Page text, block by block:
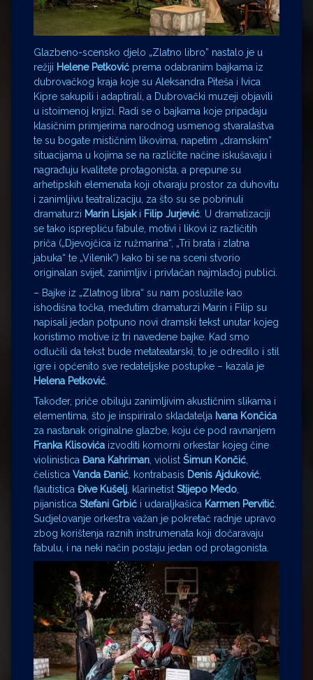
Glazbeno-scensko djelo „Zlatno libro” nastalo je u
režiji Helene Petković prema odabranim bajkama iz
dubrovačkog kraja koje su Aleksandra Piteša i Ivica
Kipre sakupili i adaptirali, a Dubrovački muzeji objavili
u istoimenoj knjizi. Radi se o bajkama koje pripadaju
klasičnim primjerima narodnog usmenog stvaralaštva
te su bogate mističnim likovima, napetim „dramskim”
situacijama u kojima se na različite načine iskušavaju i
nagrađuju kvalitete protagonista, a prepune su
arhetipskih elemenata koji otvaraju prostor za duhovitu
i zanimljivu teatralizaciju, za što su se pobrinuli
dramaturzi Marin Lisjaki Filip Jurjević . U dramatizaciji
se tako isprepliću fabule, motivi i likovi iz različitih
priča („Djevojčica iz ružmarina“, „Tri brata i zlatna
jabuka“ te „Vilenik“) kako bi se na sceni stvorio
originalan svijet, zanimljiv i privlačan najmlađoj publici.
– Bajke iz „Zlatnog libra“ su nam poslužile kao
ishodišna točka, međutim dramaturzi Marin i Filip su
napisali jedan potpuno novi dramski tekst unutar kojeg
koristimo motive iz tri navedene bajke. Kad smo
odlučili da tekst bude metateatarski, to je odredilo i stil
igre i općenito sve redateljske postupke – kazala je
Helena Petković
Također, priče obiluju zanimljivim akustičnim slikama i
elementima, što je inspiriralo skladatelja Ivana Končića
za nastanak originalne glazbe, koju će pod ravnanjem
Franka Klisovića izvoditi komorni orkestar kojeg čine
violinistica Đana Kahriman , violist Šimun Končić
čelistica Vanda Đanić , kontrabasis Denis Ajduković
flautistica Đive Kušelj , klarinetist Stijepo Medo
pijanistica Stefani Grbić i udaraljkašica Karmen Pervitić
Sudjelovanje orkestra važan je pokretač radnje upravo
zbog korištenja raznih instrumenata koji dočaravaju
fabulu, i na neki način postaju jedan od protagonista.